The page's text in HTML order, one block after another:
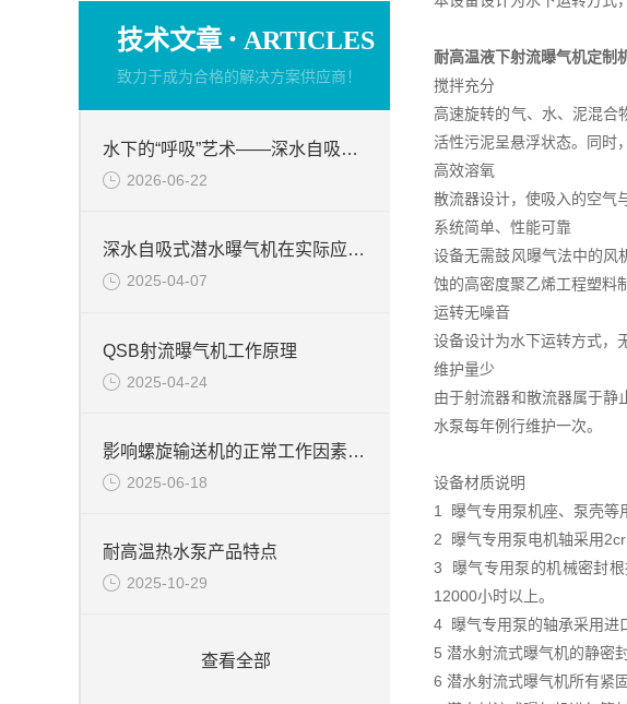
技术文章 · ARTICLES
致力于成为合格的解决方案供应商！
水下的“呼吸”艺术——深水自吸式潜水曝气机的技术原理与核心优势
2026-06-22
深水自吸式潜水曝气机在实际应用场景中的性能优势
2025-04-07
QSB射流曝气机工作原理
2025-04-24
影响螺旋输送机的正常工作因素分析
2025-06-18
耐高温热水泵产品特点
2025-10-29
查看全部
耐高温液下射流曝气机定制
搅拌充分
高速旋转的气、水、泥混合
活性污泥呈悬浮状态。同时
高效溶氧
散流器设计，使吸入的空气
系统简单、性能可靠
设备无需鼓风曝气法中的风
蚀的高密度聚乙烯工程塑料
运转无噪音
设备设计为水下运转方式，
维护量少
由于射流器和散流器属于静
水泵每年例行维护一次。
设备材质说明
1 曝气专用泵机座、泵壳等
2 曝气专用泵电机轴采用
3 曝气专用泵的机械密封
12000小时以上。
4 曝气专用泵的轴承采用进
5 潜水射流式曝气机的静密
6 潜水射流式曝气机所有紧